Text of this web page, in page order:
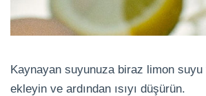
Kaynayan suyunuza biraz limon
ekleyin ve ardından ısıyı düşürün.